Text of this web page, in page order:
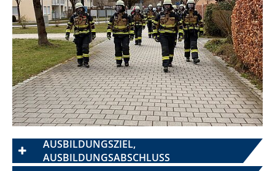
AUSBILDUNGSZIEL,
AUSBILDUNGSABSCHLUSS